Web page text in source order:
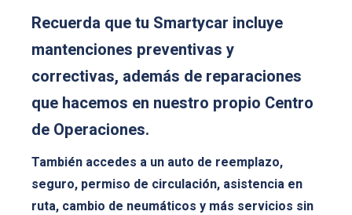
Recuerda que tu Smartycar incluye
mantenciones preventivas y
correctivas, además de reparaciones
que hacemos en nuestro propio Centro
de Operaciones.
También accedes a un auto de reemplazo,
seguro, permiso de circulación, asistencia en
ruta, cambio de neumáticos y más servicios sin